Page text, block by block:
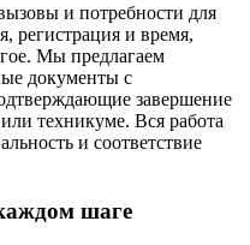
и потребности для
регистрация и время,
Мы предлагаем
документы с
завершение
техникуме. Вся работа
и соответствие
шаге